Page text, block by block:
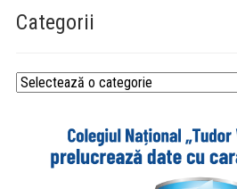
Categorii
Categorii